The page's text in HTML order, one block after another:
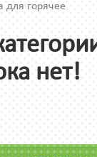
для горячее
нет!